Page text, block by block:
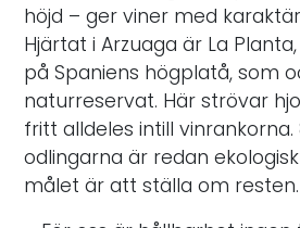
höjd – ger viner med
Hjärtat i Arzuaga är La
på Spaniens högplatå, som
naturreservat. Här strövar
fritt alldeles intill
odlingarna är redan
målet är att ställa om resten.